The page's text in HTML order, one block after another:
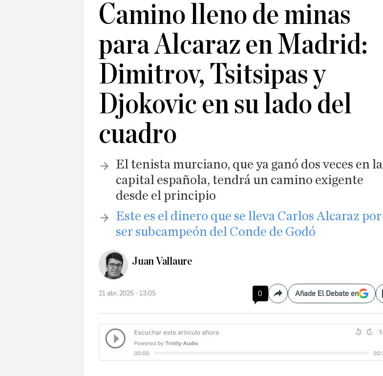
Camino lleno de minas
para Alcaraz en Madrid:
Dimitrov, Tsitsipas y
Djokovic en su lado del
cuadro
El tenista murciano, que ya ganó dos veces en la
capital española, tendrá un camino exigente
desde el principio
Este es el dinero que se lleva Carlos Alcaraz por
ser subcampeón del Conde de Godó
Juan Vallaure
21 abr. 2025 - 13:05 0 CompartirAñade El Debate en